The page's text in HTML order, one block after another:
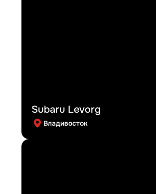
Subaru Levorg
Владивосток